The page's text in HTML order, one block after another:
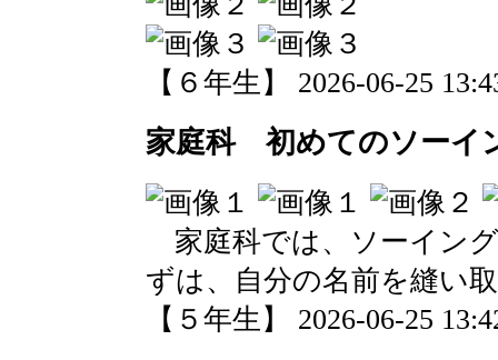
【６年生】 2026-06-25
家庭科 初めてのソーイ
家庭科では、ソーイン
ずは、自分の名前を縫い
【５年生】 2026-06-25